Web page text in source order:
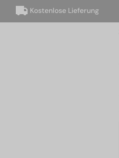
Kostenlose Lieferung